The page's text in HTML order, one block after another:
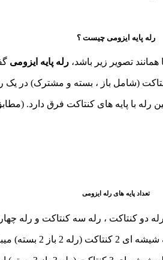
رله پایه ایزومی چیست ؟
همانند تصویر زیر باشد، رله پایه ایزومی
(شامل باز ، بسته و مشترک) در یک
رله با پایه های کنتاکت فرق دارد.
تعداد پایه های رله ایزومی
دو کنتاکت ، رله سه کنتاکت و رله